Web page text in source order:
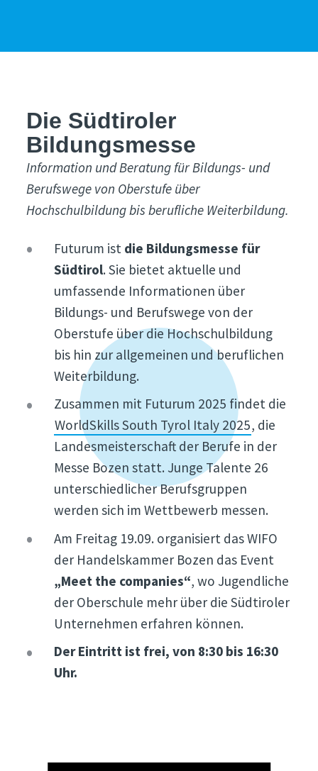
Die Südtiroler
Bildungsmesse
Information und Beratung für Bildungs- und
Berufswege von Oberstufe über
Hochschulbildung bis berufliche Weiterbildung.
Futurum ist die Bildungsmesse für
Südtirol. Sie bietet aktuelle und
umfassende Informationen über
Bildungs- und Berufswege von der
Oberstufe über die Hochschulbildung
bis hin zur allgemeinen und beruflichen
Weiterbildung.
Zusammen mit Futurum 2025 findet die
WorldSkills South Tyrol Italy 2025, die
Landesmeisterschaft der Berufe in der
Messe Bozen statt. Junge Talente 26
unterschiedlicher Berufsgruppen
werden sich im Wettbewerb messen.
Am Freitag 19.09. organisiert das WIFO
der Handelskammer Bozen das Event
„Meet the companies“, wo Jugendliche
der Oberschule mehr über die Südtiroler
Unternehmen erfahren können.
Der Eintritt ist frei, von 8:30 bis 16:30
Uhr.